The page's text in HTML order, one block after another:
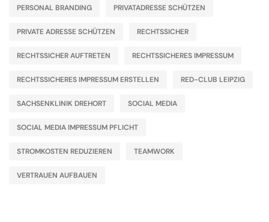
PERSONAL BRANDING PRIVATADRESSE SCHÜTZEN
PRIVATE ADRESSE SCHÜTZEN RECHTSSICHER
RECHTSSICHER AUFTRETEN RECHTSSICHERES IMPRESSUM
RECHTSSICHERES IMPRESSUM ERSTELLEN RED-CLUB LEIPZIG
SACHSENKLINIK DREHORT SOCIAL MEDIA
SOCIAL MEDIA IMPRESSUM PFLICHT
STROMKOSTEN REDUZIEREN TEAMWORK
VERTRAUEN AUFBAUEN